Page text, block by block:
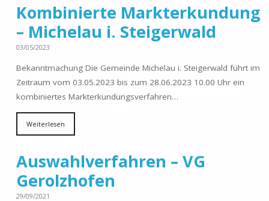
Kombinierte Markterkundung
– Michelau i. Steigerwald
03/05/2023
Bekanntmachung Die Gemeinde Michelau i. Steigerwald führt im
Zeitraum vom 03.05.2023 bis zum 28.06.2023 10.00 Uhr ein
kombiniertes Markterkundungsverfahren…
Weiterlesen
Auswahlverfahren – VG
Gerolzhofen
29/09/2021